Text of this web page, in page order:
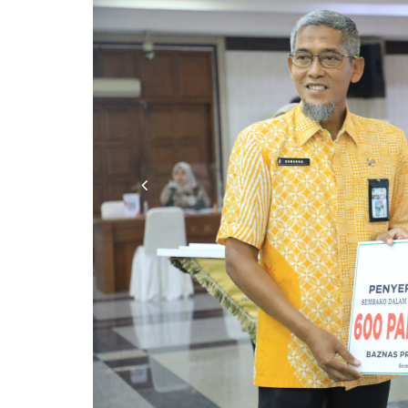
Previous